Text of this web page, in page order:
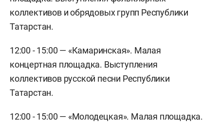
коллективов и обрядовых групп Республики
Татарстан.
12:00 - 15:00 — «Камаринская». Малая
концертная площадка. Выступления
коллективов русской песни Республики
Татарстан.
12:00 - 15:00 — «Молодецкая». Малая площадка.